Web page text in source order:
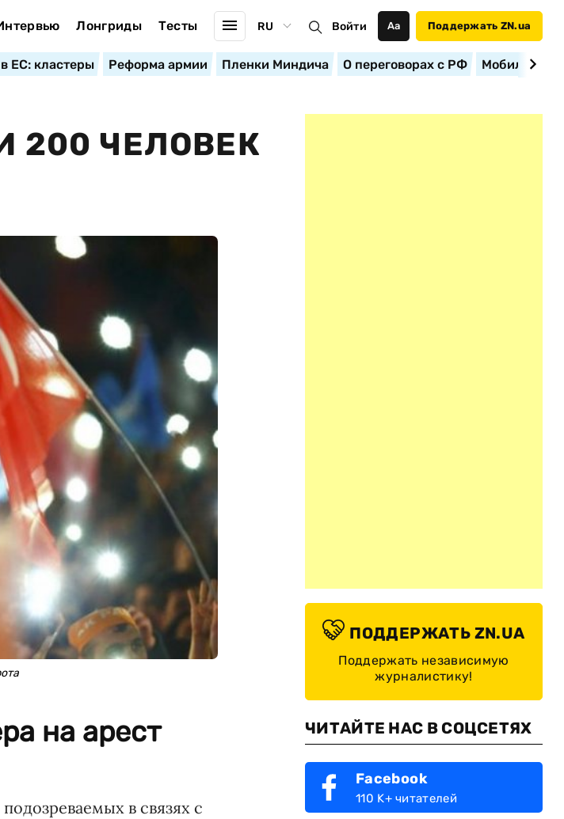
Лонгриды Тесты RU Войти Аа Поддержать ZN.ua
ЕС: кластеры Реформа армии Пленки Миндича О переговорах с РФ
200 ЧЕЛОВЕК
на арест
в связях с
ПОДДЕРЖАТЬ ZN.UA
Поддержать независимую
журналистику!
ЧИТАЙТЕ НАС В СОЦСЕТЯХ
Facebook
110 K+ читателей